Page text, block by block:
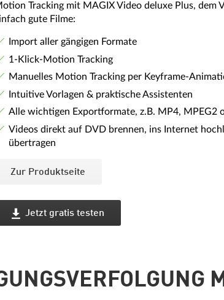
Tracking mit MAGIX Video deluxe Plus, dem
gute Filme:
Import aller gängigen Formate
1-Klick-Motion Tracking
Manuelles Motion Tracking per Keyframe-
Intuitive Vorlagen & praktische Assistenten
Alle wichtigen Exportformate, z.B. MP4, MPEG2
Videos direkt auf DVD brennen, ins Internet
übertragen
Zur Produktseite
Jetzt gratis testen